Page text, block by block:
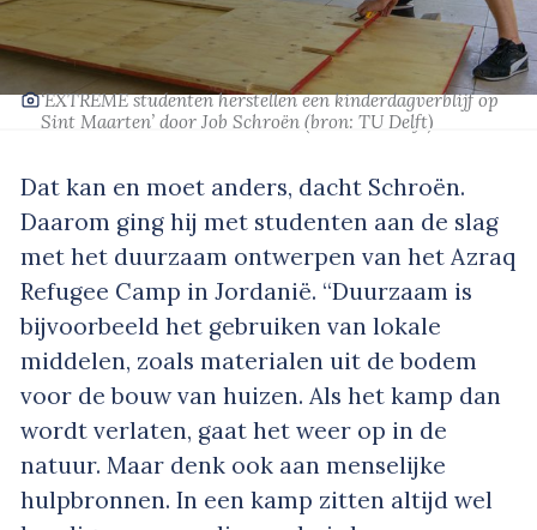
‘EXTREME studenten herstellen een kinderdagverblijf op
Sint Maarten’ door Job Schroën (bron: TU Delft)
Dat kan en moet anders, dacht Schroën.
Daarom ging hij met studenten aan de slag
met het duurzaam ontwerpen van het Azraq
Refugee Camp in Jordanië. “Duurzaam is
bijvoorbeeld het gebruiken van lokale
middelen, zoals materialen uit de bodem
voor de bouw van huizen. Als het kamp dan
wordt verlaten, gaat het weer op in de
natuur. Maar denk ook aan menselijke
hulpbronnen. In een kamp zitten altijd wel